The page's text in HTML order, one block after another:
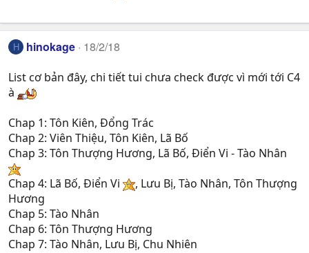
H hinokage 18/2/18
List cơ bản đây, chi tiết tui chưa check được vì mới tới C4
à
Chap 1: Tôn Kiên, Đổng Trác
Chap 2: Viên Thiệu, Tôn Kiên, Lã Bố
Chap 3: Tôn Thượng Hương, Lã Bố, Điển Vi - Tào Nhân
Chap 4: Lã Bố, Điển Vi
, Lưu Bị, Tào Nhân, Tôn Thượng
Hương
Chap 5: Tào Nhân
Chap 6: Tôn Thượng Hương
Chap 7: Tào Nhân, Lưu Bị, Chu Nhiên